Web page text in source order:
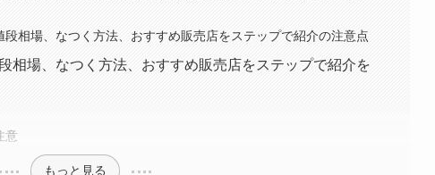
相場、なつく方法、おすすめ販売店をステップで紹介の注意点
相場、なつく方法、おすすめ販売店をステップで紹介を
意
もっと見る